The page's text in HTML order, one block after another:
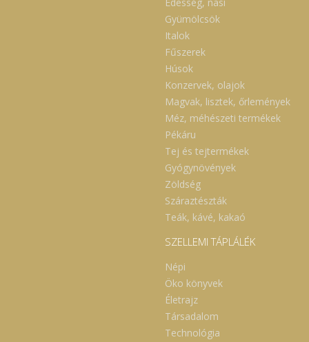
Gyümölcsök
Italok
Fűszerek
Húsok
Konzervek, olajok
Magvak, lisztek, őrlemények
Méz, méhészeti termékek
Pékáru
Tej és tejtermékek
Gyógynövények
Zöldség
Száraztészták
Teák, kávé, kakaó
SZELLEMI TÁPLÁLÉK
Népi
Öko könyvek
Életrajz
Társadalom
Technológia